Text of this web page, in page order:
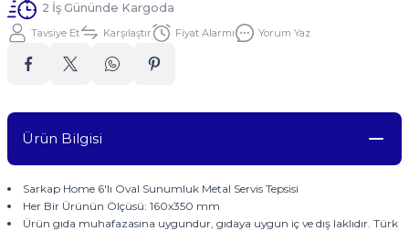
2 İş Gününde Kargoda
Tavsiye Et Karşılaştır Fiyat Alarmı Yorum Yaz
Ürün Bilgisi
Sarkap Home 6'lı Oval Sunumluk Metal Servis Tepsisi
Her Bir Ürünün Ölçüsü: 160x350 mm
Ürün gıda muhafazasına uygundur, gıdaya uygun iç ve dış laklıdır. Türk